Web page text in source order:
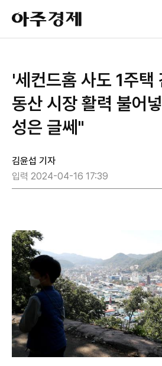
아
주
경
'세컨드홈 사도 1주택
동산 시장 활력 불어
성은 글쎄"
김윤섭 기자
입력 2024-04-16 17:39